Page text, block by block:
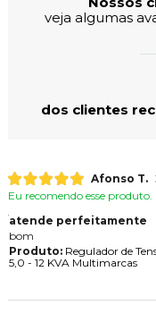
veja algumas
dos clientes
Afonso T.
Eu recomendo esse produto.
atende perfeitamente
bom
Produto:Regulador de
5,0 - 12 KVA Multimarcas